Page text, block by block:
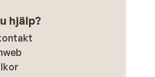
hjälp?